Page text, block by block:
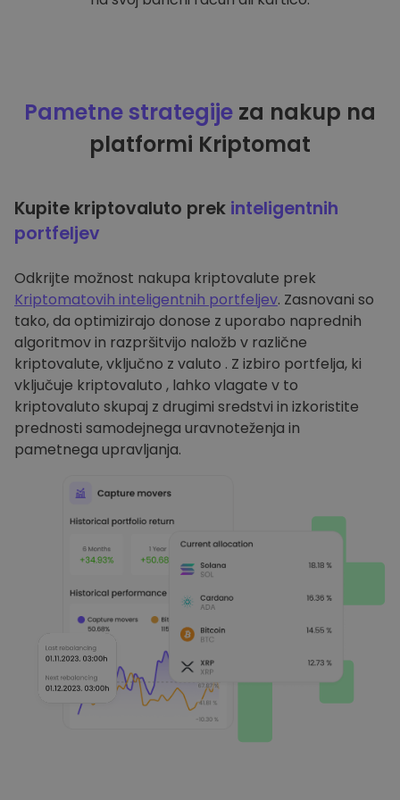
Pametne strategije za nakup na
platformi Kriptomat
Kupite kriptovaluto prek inteligentnih
portfeljev
Odkrijte možnost nakupa kriptovalute prek
Kriptomatovih inteligentnih portfeljev. Zasnovani so
tako, da optimizirajo donose z uporabo naprednih
algoritmov in razpršitvijo naložb v različne
kriptovalute, vključno z valuto . Z izbiro portfelja, ki
vključuje kriptovaluto , lahko vlagate v to
kriptovaluto skupaj z drugimi sredstvi in izkoristite
prednosti samodejnega uravnoteženja in
pametnega upravljanja.